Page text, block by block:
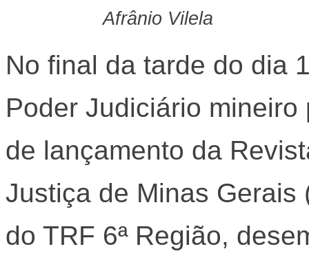
Afrânio Vilela
No final da tarde do dia
Poder Judiciário
de lançamento da
Justiça de Minas Gerais
do TRF 6ª Região,